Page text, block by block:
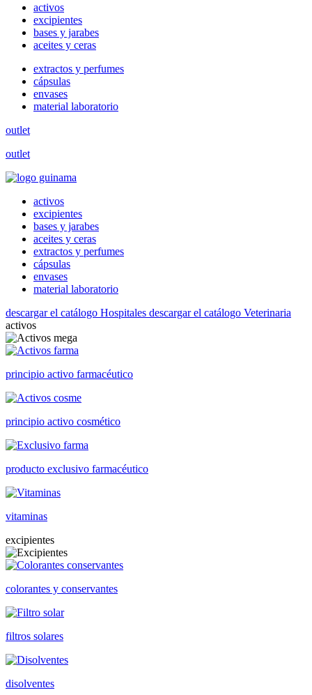
activos
excipientes
bases y jarabes
aceites y ceras
extractos y perfumes
cápsulas
envases
material laboratorio
outlet
outlet
activos
excipientes
bases y jarabes
aceites y ceras
extractos y perfumes
cápsulas
envases
material laboratorio
descargar el catálogo Hospitales descargar el catálogo Veterinaria
activos
principio activo farmacéutico
principio activo cosmético
producto exclusivo farmacéutico
vitaminas
excipientes
colorantes y conservantes
filtros solares
disolventes